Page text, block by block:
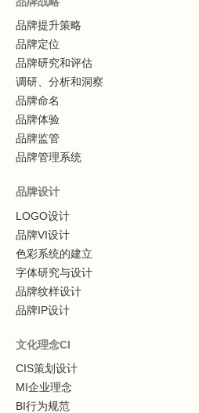
品牌提升策略
品牌定位
品牌研究和评估
调研、分析和洞察
品牌命名
品牌体验
品牌监管
品牌管理系统
品牌设计
LOGO设计
品牌VI设计
色彩系统的建立
字体研究与设计
品牌纹样设计
品牌IP设计
文化理念CI
CIS策划设计
MI企业理念
BI行为规范